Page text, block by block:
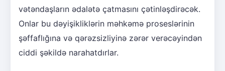
vətəndaşların ədalətə çatmasını çətinləşdirəcək.
Onlar bu dəyişikliklərin məhkəmə proseslərinin
şəffaflığına və qərəzsizliyinə zərər verəcəyindən
ciddi şəkildə narahatdırlar.